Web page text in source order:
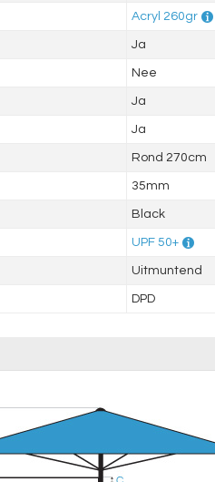
Acryl 260gr
Ja
Nee
Ja
Ja
Rond 270cm
35mm
Black
UPF 50+
Uitmuntend
DPD